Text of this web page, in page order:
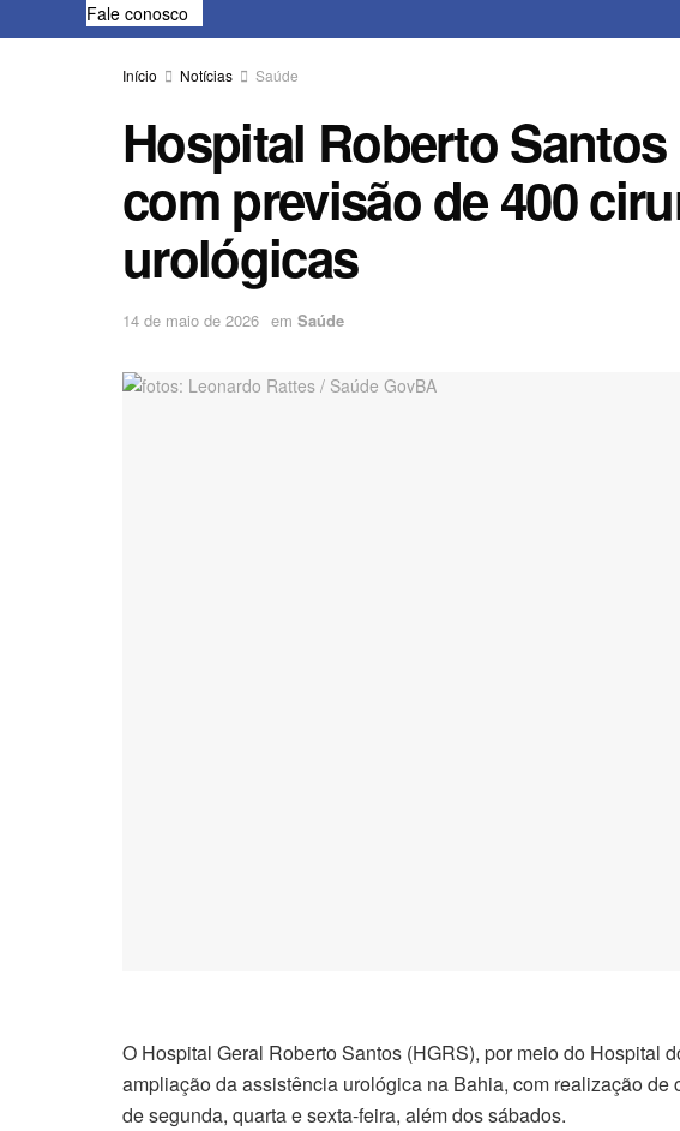
Fale conosco
Início Notícias Saúde
Hospital Roberto
com previsão de 400
urológicas
14 de maio de 2026 em Saúde
O Hospital Geral Roberto Santos (HGRS), por meio do Hospital
ampliação da assistência urológica na Bahia, com realização de
de segunda, quarta e sexta-feira, além dos sábados.